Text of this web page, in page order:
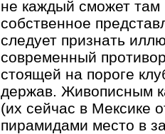
не каждый сможет там
собственное
следует признать
современный
стоящей на пороге
держав. Живописным
(их сейчас в Мексике
пирамидами место в